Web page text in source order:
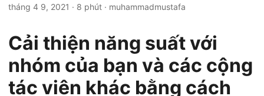
a
i
n
tháng 4 9, 2021 · 8 phút · muhammadmustafa
Cải thiện năng suất với
nhóm của bạn và các cộng
tác viên khác bằng cách